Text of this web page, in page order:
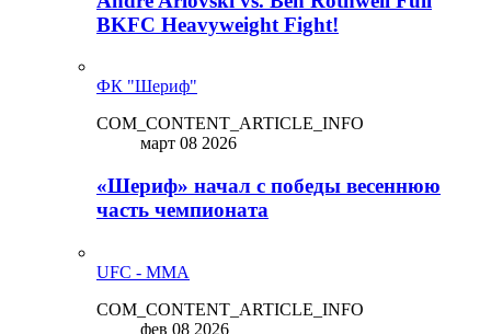
BKFC Heavyweight Fight!
ФК "Шериф"
COM_CONTENT_ARTICLE_INFO
март 08 2026
«Шериф» начал с победы весеннюю
часть чемпионата
UFC - MMA
COM_CONTENT_ARTICLE_INFO
фев 08 2026